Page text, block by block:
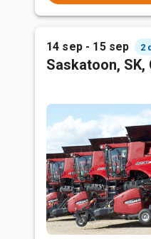
14 sep - 15 sep 2
Saskatoon, SK,